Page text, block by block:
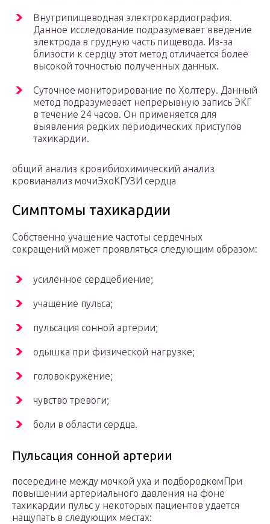
Внутрипищеводная электрокардиография.
Данное исследование подразумевает введение
электрода в грудную часть пищевода. Из-за
близости к сердцу этот метод отличается более
высокой точностью полученных данных.
Суточное мониторирование по Холтеру. Данный
метод подразумевает непрерывную запись ЭКГ
в течение 24 часов. Он применяется для
выявления редких периодических приступов
тахикардии.
общий анализ кровибиохимический анализ
кровианализ мочиЭхоКГУЗИ сердца
Симптомы тахикардии
Собственно учащение частоты сердечных
сокращений может проявляться следующим образом:
усиленное сердцебиение;
учащение пульса;
пульсация сонной артерии;
одышка при физической нагрузке;
головокружение;
чувство тревоги;
боли в области сердца.
Пульсация сонной артерии
посередине между мочкой уха и подбородкомПри
повышении артериального давления на фоне
тахикардии пульс у некоторых пациентов удается
нащупать в следующих местах: